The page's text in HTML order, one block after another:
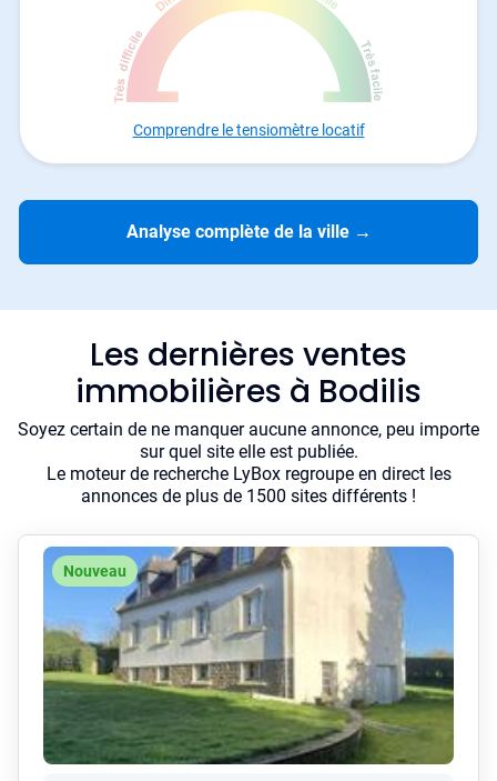
Comprendre le tensiomètre locatif
Analyse complète de la ville →
Les dernières ventes
immobilières à Bodilis
Soyez certain de ne manquer aucune annonce, peu importe
sur quel site elle est publiée.
Le moteur de recherche LyBox regroupe en direct les
annonces de plus de 1500 sites différents !
Nouveau